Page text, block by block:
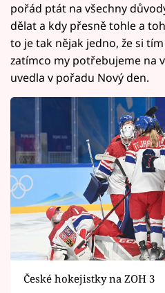
pořád ptát na všechny
dělat a kdy přesně tohle a
to je tak nějak jedno, že si
zatímco my potřebujeme na
uvedla v pořadu Nový den.
České hokejistky na ZOH 3